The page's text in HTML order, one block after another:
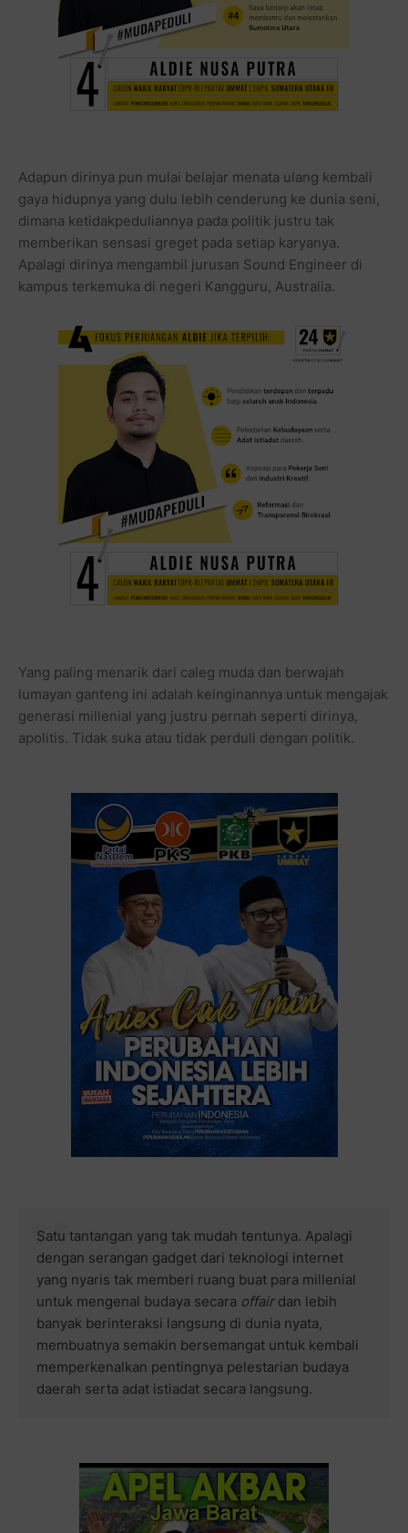
Adapun dirinya pun mulai belajar menata ulang kembali
gaya hidupnya yang dulu lebih cenderung ke dunia seni,
dimana ketidakpeduliannya pada politik justru tak
memberikan sensasi greget pada setiap karyanya.
Apalagi dirinya mengambil jurusan Sound Engineer di
kampus terkemuka di negeri Kangguru, Australia.
Yang paling menarik dari caleg muda dan berwajah
lumayan ganteng ini adalah keinginannya untuk mengajak
generasi millenial yang justru pernah seperti dirinya,
apolitis. Tidak suka atau tidak perduli dengan politik.
Satu tantangan yang tak mudah tentunya. Apalagi
dengan serangan gadget dari teknologi internet
yang nyaris tak memberi ruang buat para millenial
untuk mengenal budaya secara offairdan lebih
banyak berinteraksi langsung di dunia nyata,
membuatnya semakin bersemangat untuk kembali
memperkenalkan pentingnya pelestarian budaya
daerah serta adat istiadat secara langsung.